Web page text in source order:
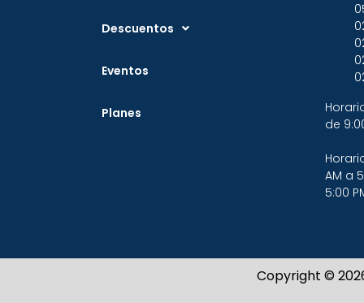
Descuentos
Eventos
Planes
de
AM a
5:00
Copyright ©